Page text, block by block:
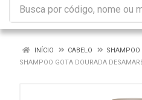
INÍCIO CABELO
SHAMPOO
SHAMPOO GOTA DOURADA